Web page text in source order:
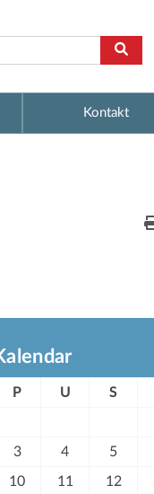
Kontakt
P U S
3 4 5
10 11 12